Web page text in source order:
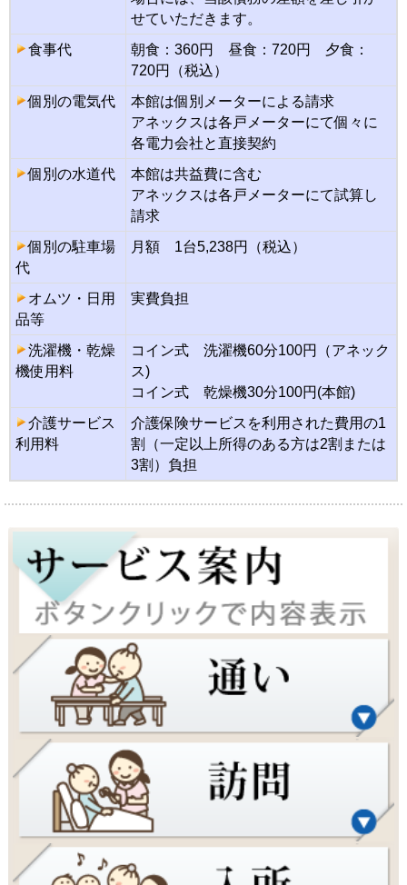
せていただきます。
食事代
朝食：360円 昼食：720円 夕食：
720円（税込）
個別の電気代
本館は個別メーターによる請求
アネックスは各戸メーターにて個々に
各電力会社と直接契約
個別の水道代
本館は共益費に含む
アネックスは各戸メーターにて試算し
請求
個別の駐車場
代
月額 1台5,238円（税込）
オムツ・日用
品等
実費負担
洗濯機・乾燥
機使用料
コイン式 洗濯機60分100円（アネック
ス)
コイン式 乾燥機30分100円(本館)
介護サービス
利用料
介護保険サービスを利用された費用の1
割（一定以上所得のある方は2割または
3割）負担